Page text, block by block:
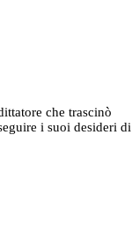
che trascinò
i suoi desideri di